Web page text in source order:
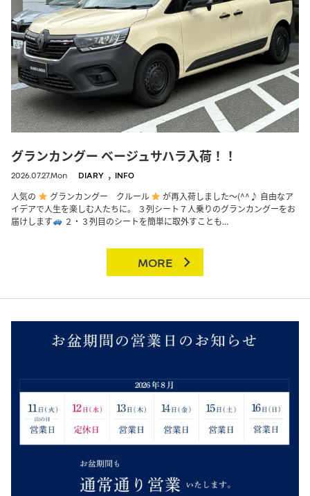
グランカングー ベージュサハラ入荷！！
2026.07.27.Mon DIARY , INFO
人気の グランカングー クルール
が再入荷しました～(^^♪ 自由なア
イデアで人生を楽しむ人たちに。 ３列シート７人乗りのグランカングーをお
届けします
２・３列目のシートを簡単に取外すことも...
MORE